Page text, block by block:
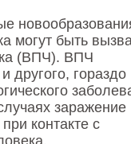
могут быть
(ВПЧ). ВПЧ
другого, гораздо
контакте с